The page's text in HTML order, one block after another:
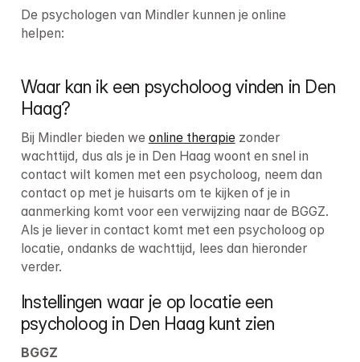
Waar kan ik een psycholoog vinden in Den
Haag?
Bij Mindler bieden we online therapie zonder
wachttijd, dus als je in Den Haag woont en snel in
contact wilt komen met een psycholoog, neem dan
contact op met je huisarts om te kijken of je in
aanmerking komt voor een verwijzing naar de BGGZ.
Als je liever in contact komt met een psycholoog op
locatie, ondanks de wachttijd, lees dan hieronder
verder.
Instellingen waar je op locatie een
psycholoog in Den Haag kunt zien
De psychologen van Mindler kunnen je online
helpen: